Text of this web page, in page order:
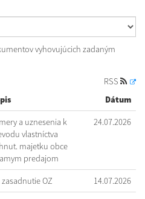
vyhovujúcich zadaným
RSS
Dátum
a uznesenia k
vlastníctva
majetku obce
predajom
24.07.2026
zasadnutie OZ 14.07.2026